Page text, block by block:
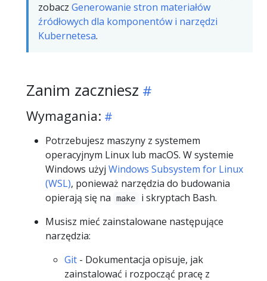
zobacz Generowanie stron materiałów
źródłowych dla komponentów i narzędzi
Kubernetesa.
Zanim zaczniesz
Wymagania:
Potrzebujesz maszyny z systemem
operacyjnym Linux lub macOS. W systemie
Windows użyj Windows Subsystem for Linux
(WSL), ponieważ narzędzia do budowania
opierają się na
make
i skryptach Bash.
Musisz mieć zainstalowane następujące
narzędzia:
Git - Dokumentacja opisuje, jak
zainstalować i rozpocząć pracę z